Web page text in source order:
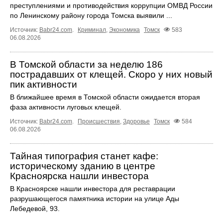
преступлениями и противодействия коррупции ОМВД России
по Ленинскому району города Томска выявили ...
Источник: Babr24.com Криминал Экономика Томск
583
06.08.2026
В Томской области за неделю 186
пострадавших от клещей. Скоро у них новый
пик активности
В ближайшее время в Томской области ожидается вторая
фаза активности луговых клещей.
Источник: Babr24.com. Происшествия, Здоровье Томск
584
06.08.2026
Тайная типография станет кафе:
историческому зданию в центре
Красноярска нашли инвестора
В Красноярске нашли инвестора для реставрации
разрушающегося памятника истории на улице Ады
Лебедевой, 93.